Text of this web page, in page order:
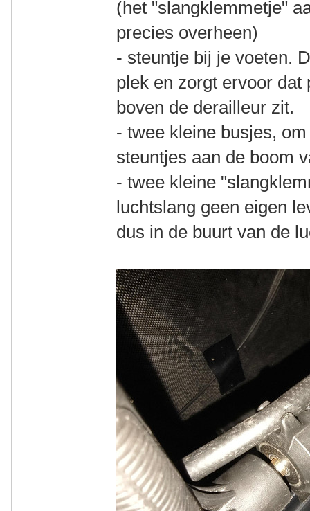
(het "slangklemmetje"
precies overheen)
- steuntje bij je voeten.
plek en zorgt ervoor dat
boven de derailleur zit.
- twee kleine busjes,
steuntjes aan de boom
- twee kleine
luchtslang geen eigen
dus in de buurt van de